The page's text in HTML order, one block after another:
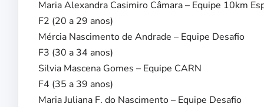
Maria Alexandra Casimiro Câmara – Equipe 10km
F2 (20 a 29 anos)
Mércia Nascimento de Andrade – Equipe Desafio
F3 (30 a 34 anos)
Silvia Mascena Gomes – Equipe CARN
F4 (35 a 39 anos)
Maria Juliana F. do Nascimento – Equipe Desafio